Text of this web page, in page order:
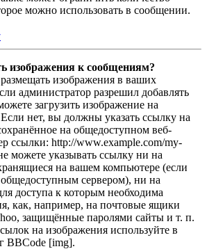
можно использовать в сообщении.
изображения к сообщениям?
изображения в ваших
администратор разрешил добавлять
загрузить изображение на
нет, вы должны указать ссылку на
на общедоступном веб-
ссылки: http://www.example.com/my-
можете указывать ссылку ни на
на вашем компьютере (если
общедоступным сервером), ни на
доступа к которым необходима
как, например, на почтовые ящики
защищённые паролями сайты и т. п.
на изображения используйте в
BBCode [img].